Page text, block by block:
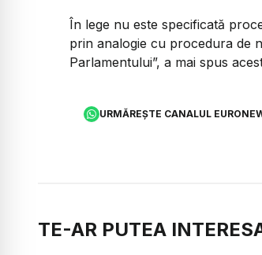
În lege nu este specificată
prin analogie cu procedura de
Parlamentului”, a mai spus
URMĂREȘTE CANALUL
TE-AR PUTEA